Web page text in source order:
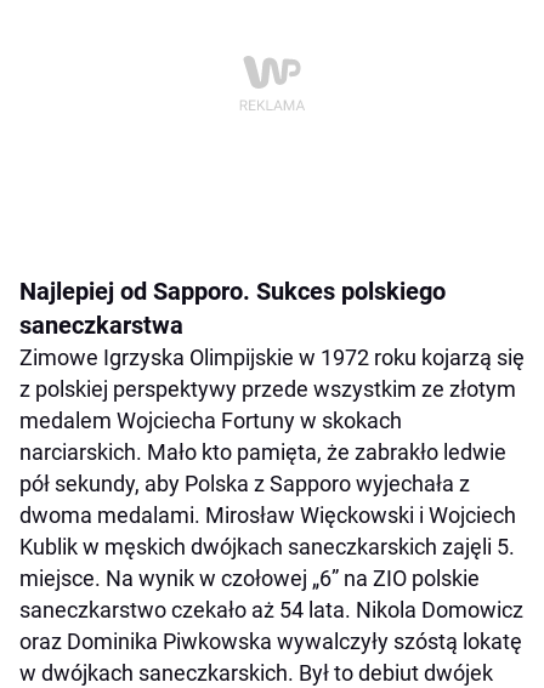
Najlepiej od Sapporo. Sukces polskiego
saneczkarstwa
Zimowe Igrzyska Olimpijskie w 1972 roku kojarzą się
z polskiej perspektywy przede wszystkim ze złotym
medalem Wojciecha Fortuny w skokach
narciarskich. Mało kto pamięta, że zabrakło ledwie
pół sekundy, aby Polska z Sapporo wyjechała z
dwoma medalami. Mirosław Więckowski i Wojciech
Kublik w męskich dwójkach saneczkarskich zajęli 5.
miejsce. Na wynik w czołowej „6” na ZIO polskie
saneczkarstwo czekało aż 54 lata. Nikola Domowicz
oraz Dominika Piwkowska wywalczyły szóstą lokatę
w dwójkach saneczkarskich. Był to debiut dwójek